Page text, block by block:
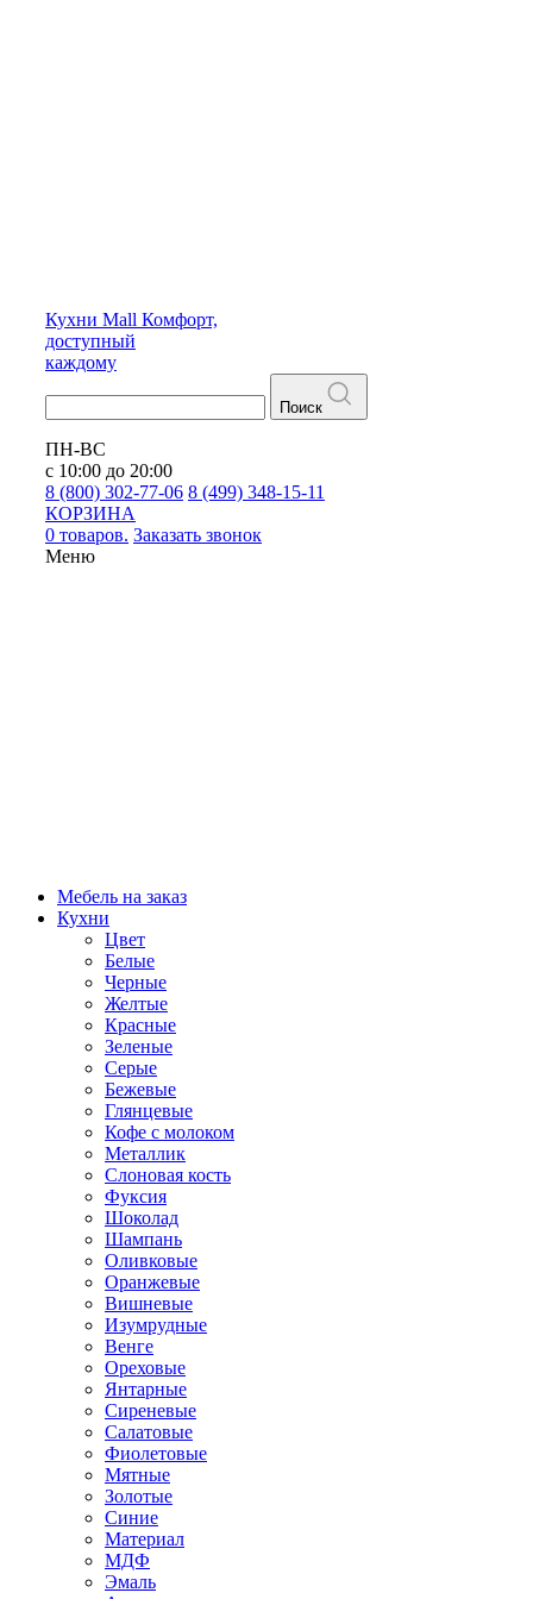
Кухни Mall Комфорт,
доступный
каждому
Поиск
ПН-ВС
с 10:00 до 20:00
8 (800) 302-77-06 8 (499) 348-15-11
КОРЗИНА
0 товаров. Заказать звонок
Меню
Мебель на заказ
Кухни
Цвет
Белые
Черные
Желтые
Красные
Зеленые
Серые
Бежевые
Глянцевые
Кофе с молоком
Металлик
Слоновая кость
Фуксия
Шоколад
Шампань
Оливковые
Оранжевые
Вишневые
Изумрудные
Венге
Ореховые
Янтарные
Сиреневые
Салатовые
Фиолетовые
Мятные
Золотые
Синие
Материал
МДФ
Эмаль